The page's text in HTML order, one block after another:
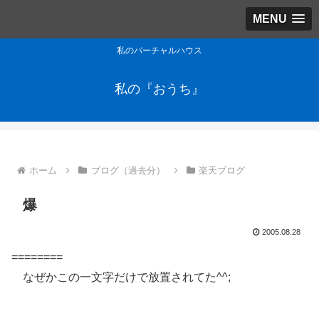
MENU
私のバーチャルハウス
私の『おうち』
ホーム ブログ（過去分） 楽天ブログ
爆
2005.08.28
========
なぜかこの一文字だけで放置されてた^^;